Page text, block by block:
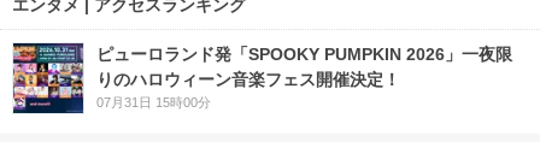
エンタメ | アクセスランキング
ピューロランド発「SPOOKY PUMPKIN 2026」一夜限
りのハロウィーン音楽フェス開催決定！
07月31日 15時00分